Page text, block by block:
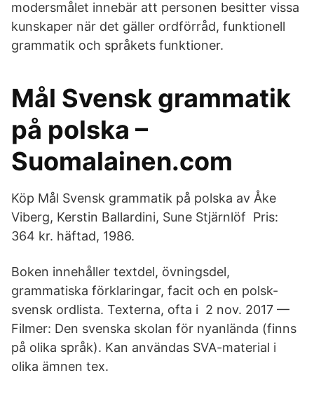
modersmålet innebär att personen besitter vissa
kunskaper när det gäller ordförråd, funktionell
grammatik och språkets funktioner.
Mål Svensk grammatik
på polska –
Suomalainen.com
Köp Mål Svensk grammatik på polska av Åke
Viberg, Kerstin Ballardini, Sune Stjärnlöf Pris:
364 kr. häftad, 1986.
Boken innehåller textdel, övningsdel,
grammatiska förklaringar, facit och en polsk-
svensk ordlista. Texterna, ofta i 2 nov. 2017 —
Filmer: Den svenska skolan för nyanlända (finns
på olika språk). Kan användas SVA-material i
olika ämnen tex.